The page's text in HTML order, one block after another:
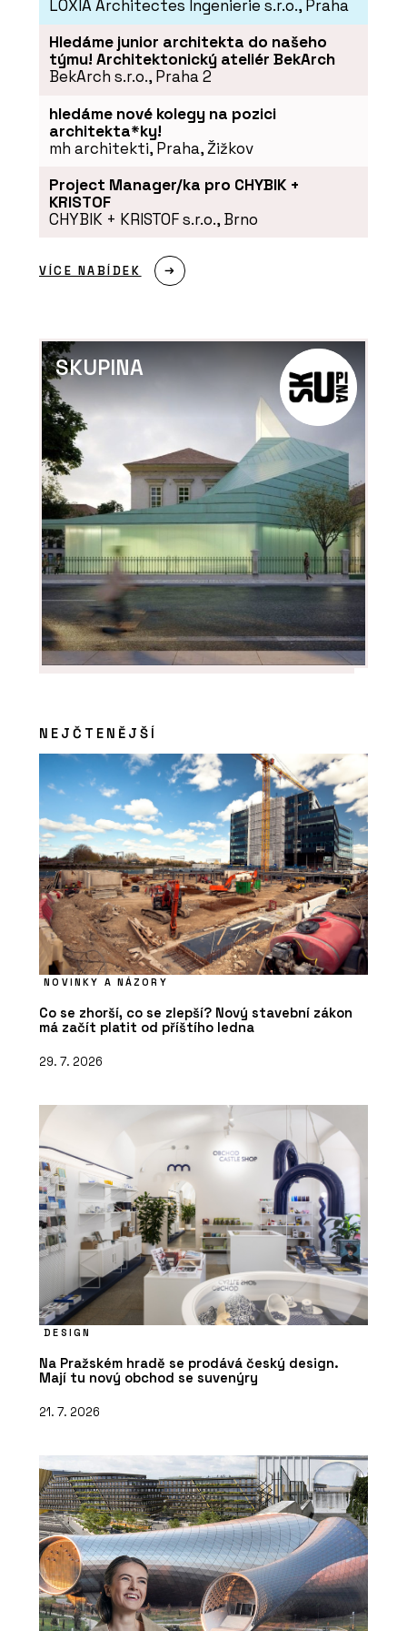
ČLÁNKY
PRODUKTY
Typo - mmcité
Moravské náměstí v Brně po
revitalizaci doplnila lavička o délce
120 metrů
ČLÁNKY
Italské městečko, kde se historie
LOXIA Architectes Ingenierie s.r.o., Praha
Hledáme junior architekta do našeho
týmu! Architektonický ateliér BekArch
BekArch s.r.o., Praha 2
hledáme nové kolegy na pozici
architekta*ky!
mh architekti, Praha, Žižkov
Project Manager/ka pro CHYBIK +
KRISTOF
CHYBIK + KRISTOF s.r.o., Brno
VÍCE NABÍDEK
SKUPINA
NEJČTENĚJŠÍ
NOVINKY A NÁZORY
Co se zhorší, co se zlepší? Nový stavební zákon
má začít platit od příštího ledna
29. 7. 2026
DESIGN
Na Pražském hradě se prodává český design.
Mají tu nový obchod se suvenýry
21. 7. 2026